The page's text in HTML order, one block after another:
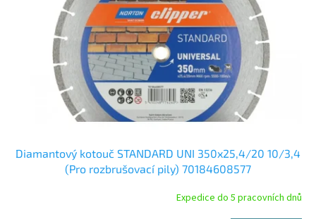
Diamantový kotouč STANDARD UNI 350x25,4/20 10/3,4
(Pro rozbrušovací pily) 70184608577
Expedice do 5 pracovních dnů